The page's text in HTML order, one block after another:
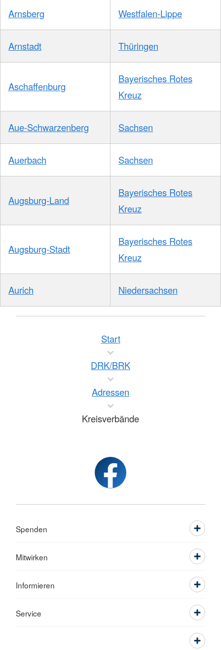
Arnsberg Westfalen-Lippe
Arnstadt Thüringen
Aschaffenburg
Bayerisches Rotes
Kreuz
Aue-Schwarzenberg Sachsen
Auerbach Sachsen
Augsburg-Land
Bayerisches Rotes
Kreuz
Augsburg-Stadt
Bayerisches Rotes
Kreuz
Aurich Niedersachsen
Start
DRK/BRK
Adressen
Kreisverbände
Spenden
Mitwirken
Informieren
Service